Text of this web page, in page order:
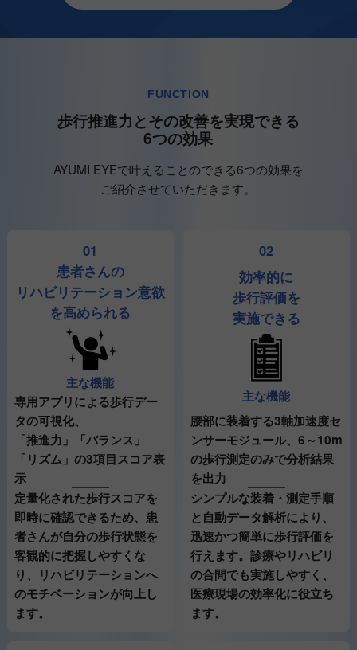
FUNCTION
歩行推進力とその改善を実現できる
6つの効果
AYUMI EYEで叶えることのできる6つの効果を
ご紹介させていただきます。
01
患者さんの
リハビリテーション意欲
を高められる
主な機能
専用アプリによる歩行デー
タの可視化、
「推進力」「バランス」
「リズム」の3項目スコア表
示
定量化された歩行スコアを
即時に確認できるため、患
者さんが自分の歩行状態を
客観的に把握しやすくな
り、リハビリテーションへ
のモチベーションが向上し
ます。
02
効率的に
歩行評価を
実施できる
主な機能
腰部に装着する3軸加速度セ
ンサーモジュール、6～10m
の歩行測定のみで分析結果
を出力
シンプルな装着・測定手順
と自動データ解析により、
迅速かつ簡単に歩行評価を
行えます。診療やリハビリ
の合間でも実施しやすく、
医療現場の効率化に役立ち
ます。